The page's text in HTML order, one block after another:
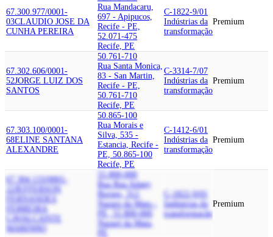
67.300.977/0001-
03CLAUDIO JOSE DA
CUNHA PEREIRA
Rua Mandacaru,
697 - Apipucos,
Recife - PE,
52.071-475
Recife, PE
C-1822-9/01
Indústrias da
transformação
Premium
67.302.606/0001-
52JORGE LUIZ DOS
SANTOS
50.761-710
Rua Santa Monica,
83 - San Martin,
Recife - PE,
50.761-710
Recife, PE
C-3314-7/07
Indústrias da
transformação
Premium
67.303.100/0001-
68ELINE SANTANA
ALEXANDRE
50.865-100
Rua Morais e
Silva, 535 -
Estancia, Recife -
PE, 50.865-100
Recife, PE
C-1412-6/01
Indústrias da
transformação
Premium
67.304.133/0001-
22
FERNANDES
FERREIRA
CAVALCANTE
MARINHO
55.800-000
Rua Rua Adany
Borges, 312,
Nazare da Mata -
PE, 55.800-000
Nazaré da Mata,
C-1822-9/01
Indústrias da
transformação
Premium